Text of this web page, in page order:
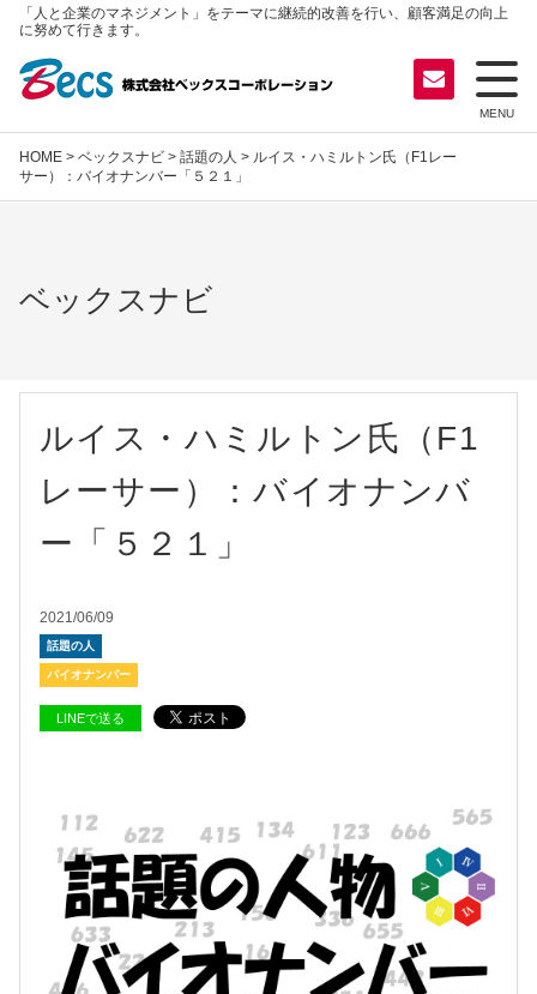
「人と企業のマネジメント」をテーマに継続的改善を行い、顧客満足の向上
に努めて行きます。
MENU
HOME > ベックスナビ > 話題の人 > ルイス・ハミルトン氏（F1レー
サー）：バイオナンバー「５２１」
ベックスナビ
ルイス・ハミルトン氏（F1
レーサー）：バイオナンバ
ー「５２１」
2021/06/09
話題の人
バイオナンバー
LINEで送る